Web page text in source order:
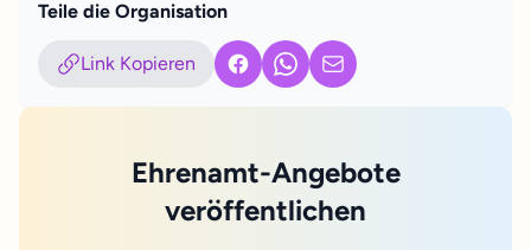
Teile die Organisation
Link Kopieren
FacebookWhatsApp
E-Mail
Ehrenamt-Angebote
veröffentlichen